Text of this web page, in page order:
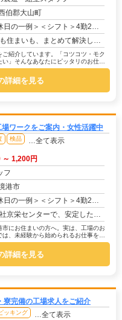
伯郡大山町
＞＜シフト＞4勤2休＜休日＞工場カレンダーによる★長期休暇あり★有給休暇あり※配属先により休日・勤務形...
めて解決したい！」そんなあなたを応援します。株式会社京栄センターでは、全国の工場求人をご紹介...
紹介しています。「コツコツ・モク
」そんなあなたにピッタリのお仕事
詳細を見る
ワークをご案内・女性活躍中
検品 …全て表示
1,200円
フ
港市
＞＜シフト＞4勤2休＜休日＞工場カレンダーによる★長期休暇あり★有給休暇あり※配属先により休日・勤務形...
安定した暮らしを手に入れませんか？☆家具付き寮がすぐに利用可能！→ 敷金・礼金・鍵交換代も...
にお住まいの方へ。実は、工場のお
、未経験から始められるお仕事を多
詳細を見る
寮完備の工場求人をご紹介
ッキング …全て表示